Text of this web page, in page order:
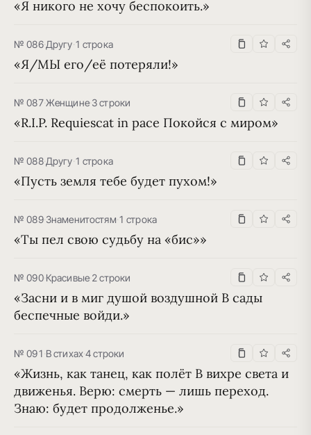
«Я никого не хочу беспокоить.»
№ 086·Другу·1 строка
«Я/МЫ его/её потеряли!»
№ 087·Женщине·3 строки
«R.I.P. Requiescat in pace Покойся с миром»
№ 088·Другу·1 строка
«Пусть земля тебе будет пухом!»
№ 089·Знаменитостям·1 строка
«Ты пел свою судьбу на «бис»»
№ 090·Красивые·2 строки
«Засни и в миг душой воздушной В сады
беспечные войди.»
№ 091·В стихах·4 строки
«Жизнь, как танец, как полёт В вихре света и
движенья. Верю: смерть — лишь переход.
Знаю: будет продолженье.»